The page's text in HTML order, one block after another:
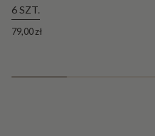
6 SZT.
79,00 zł